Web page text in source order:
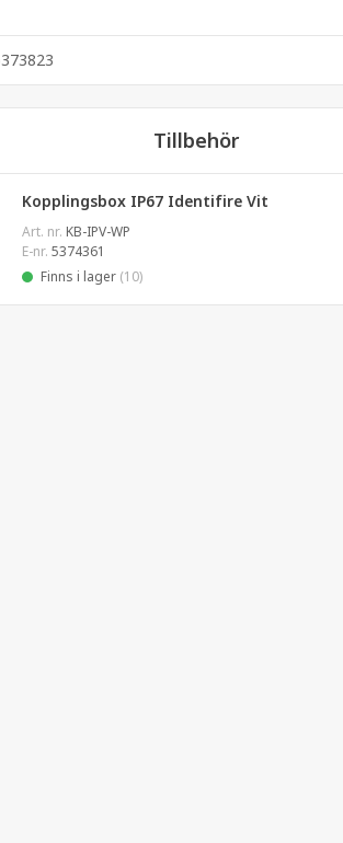
Tillbehör
Kopplingsbox IP67 Identifire Vit
Art. nr. KB-IPV-WP
E-nr. 5374361
Finns i lager (10)